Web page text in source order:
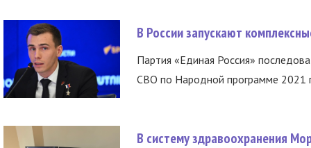
В России запускают
Партия «Единая Россия»
СВО по Народной программе 2021
В систему здравоохранения